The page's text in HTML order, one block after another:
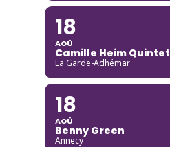
18
AOÛ
Camille Heim Quintet
La Garde-Adhémar
18
AOÛ
Benny Green
Annecy